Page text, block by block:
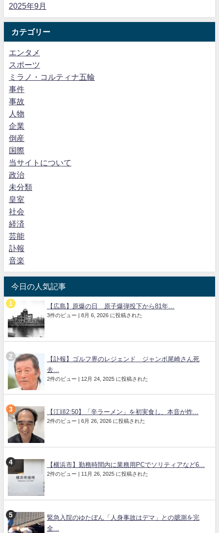
2025年9月
カテゴリー
エンタメ
スポーツ
ミラノ・コルティナ五輪
事件
事故
人物
企業
倒産
国際
当サイトについて
政治
未分類
皇室
社会
経済
芸能
訃報
音楽
今日の人気記事
【広島】原爆の日 原子爆弾投下から81年…
3件のビュー | 8月 6, 2026 に投稿された
【訃報】ゴルフ界のレジェンド ジャンボ尾崎さん死
去...
2件のビュー | 12月 24, 2025 に投稿された
【江頭2:50】「辛ラーメン」を初実食し、本音が炸...
2件のビュー | 6月 26, 2026 に投稿された
【横浜市】勤務時間内に業務用PCでソリティアなど6...
2件のビュー | 11月 26, 2025 に投稿された
緊急入院のゆたぼん「人身事故はデマ」との臆測を完
全...